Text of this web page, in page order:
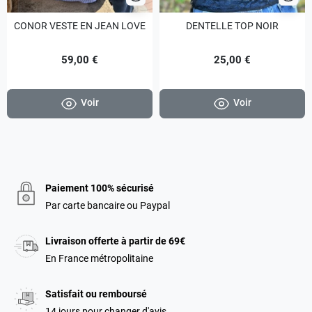
CONOR VESTE EN JEAN LOVE
59,00 €
Voir
DENTELLE TOP NOIR
25,00 €
Voir
Paiement 100% sécurisé
Par carte bancaire ou Paypal
Livraison offerte à partir de 69€
En France métropolitaine
Satisfait ou remboursé